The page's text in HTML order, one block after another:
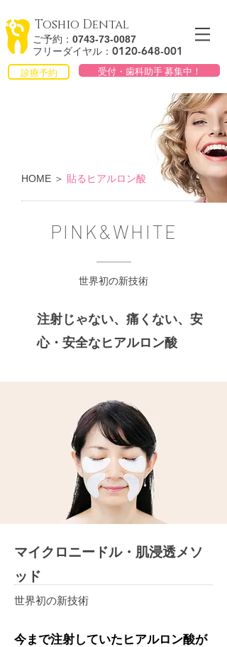
Toshio Dental
ご予約： 0743-73-0087
フリーダイヤル： 0120-648-001
診療予約 受付・歯科助手 募集中！
HOME ＞ 貼るヒアルロン酸
PINK&WHITE
世界初の新技術
​ 注射じゃない、痛くない、安
心・安全なヒアルロン酸
マイクロニードル・肌浸透メソ
ッド
世界初の新技術
今まで注射していたヒアルロン酸が